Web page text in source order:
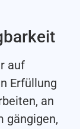
auf
Erfüllung
an
gängigen,